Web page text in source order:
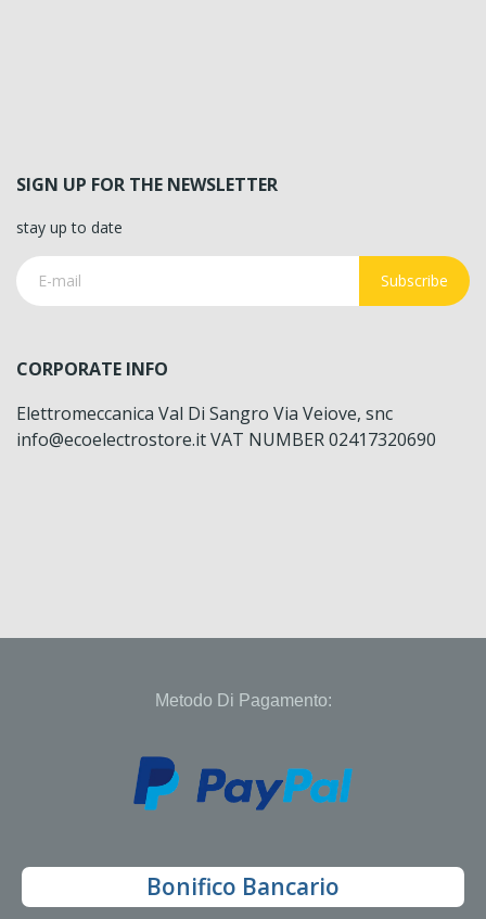
SIGN UP FOR THE NEWSLETTER
stay up to date
Subscribe
CORPORATE INFO
Elettromeccanica Val Di Sangro Via Veiove, snc
info@ecoelectrostore.it VAT NUMBER 02417320690
Metodo Di Pagamento:
Bonifico Bancario